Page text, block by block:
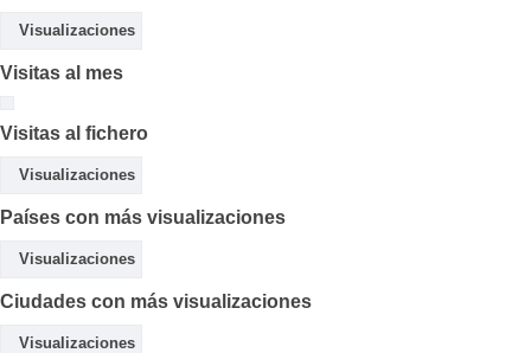
Visualizaciones
Visitas al mes
Visitas al fichero
Visualizaciones
Países con más visualizaciones
Visualizaciones
Ciudades con más visualizaciones
Visualizaciones